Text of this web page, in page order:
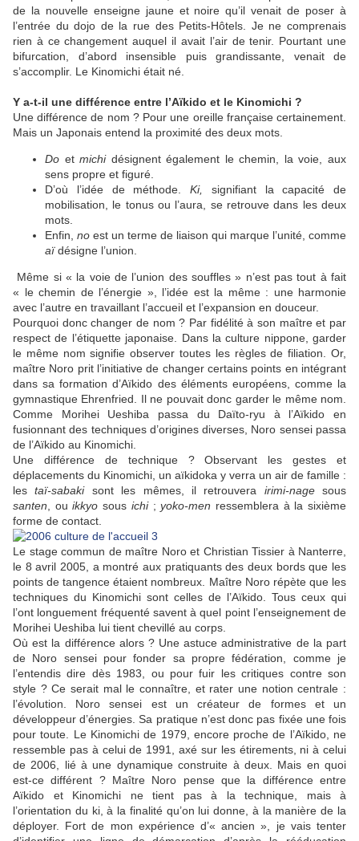
de la nouvelle enseigne jaune et noire qu’il venait de poser à
l’entrée du dojo de la rue des Petits-Hôtels. Je ne comprenais
rien à ce changement auquel il avait l’air de tenir. Pourtant une
bifurcation, d’abord insensible puis grandissante, venait de
s’accomplir. Le Kinomichi était né.
Y a-t-il une différence entre l’Aïkido et le Kinomichi ?
Une différence de nom ? Pour une oreille française certainement.
Mais un Japonais entend la proximité des deux mots.
Do etmichi désignent également le chemin, la voie, aux
sens propre et figuré.
D’où l’idée de méthode. Ki,
signifiant la capacité de
mobilisation, le tonus ou l’aura, se retrouve dans les deux
mots.
Enfin, no est un terme de liaison qui marque l’unité, comme
aïdésigne l’union.
Même si « la voie de l’union des souffles » n’est pas tout à fait
« le chemin de l’énergie », l’idée est la même : une harmonie
avec l’autre en travaillant l’accueil et l’expansion en douceur.
Pourquoi donc changer de nom ? Par fidélité à son maître et par
respect de l’étiquette japonaise. Dans la culture nippone, garder
le même nom signifie observer toutes les règles de filiation. Or,
maître Noro prit l’initiative de changer certains points en intégrant
dans sa formation d’Aïkido des éléments européens, comme la
gymnastique Ehrenfried. Il ne pouvait donc garder le même nom.
Comme Morihei Ueshiba passa du Daïto-ryu à l’Aïkido en
fusionnant des techniques d’origines diverses, Noro sensei passa
de l’Aïkido au Kinomichi.
Une différence de technique ? Observant les gestes et
déplacements du Kinomichi, un aïkidoka y verra un air de famille :
lestaï-sabakisont les mêmes, il retrouvera irimi-nagesous
santen , ouikkyo sous ichi;yoko-men ressemblera à la sixième
forme de contact.
Le stage commun de maître Noro et Christian Tissier à Nanterre,
le 8 avril 2005, a montré aux pratiquants des deux bords que les
points de tangence étaient nombreux. Maître Noro répète que les
techniques du Kinomichi sont celles de l’Aïkido. Tous ceux qui
l’ont longuement fréquenté savent à quel point l’enseignement de
Morihei Ueshiba lui tient chevillé au corps.
Où est la différence alors ? Une astuce administrative de la part
de Noro sensei pour fonder sa propre fédération, comme je
l’entendis dire dès 1983, ou pour fuir les critiques contre son
style ? Ce serait mal le connaître, et rater une notion centrale :
l’évolution. Noro sensei est un créateur de formes et un
développeur d’énergies. Sa pratique n’est donc pas fixée une fois
pour toute. Le Kinomichi de 1979, encore proche de l’Aïkido, ne
ressemble pas à celui de 1991, axé sur les étirements, ni à celui
de 2006, lié à une dynamique construite à deux. Mais en quoi
est-ce différent ? Maître Noro pense que la différence entre
Aïkido et Kinomichi ne tient pas à la technique, mais à
l’orientation du ki, à la finalité qu’on lui donne, à la manière de la
déployer. Fort de mon expérience d’« ancien », je vais tenter